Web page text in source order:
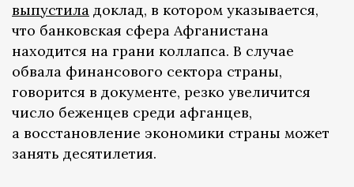
выпустила доклад, в котором указывается,
что банковская сфера Афганистана
находится на грани коллапса. В случае
обвала финансового сектора страны,
говорится в документе, резко увеличится
число беженцев среди афганцев,
а восстановление экономики страны может
занять десятилетия.